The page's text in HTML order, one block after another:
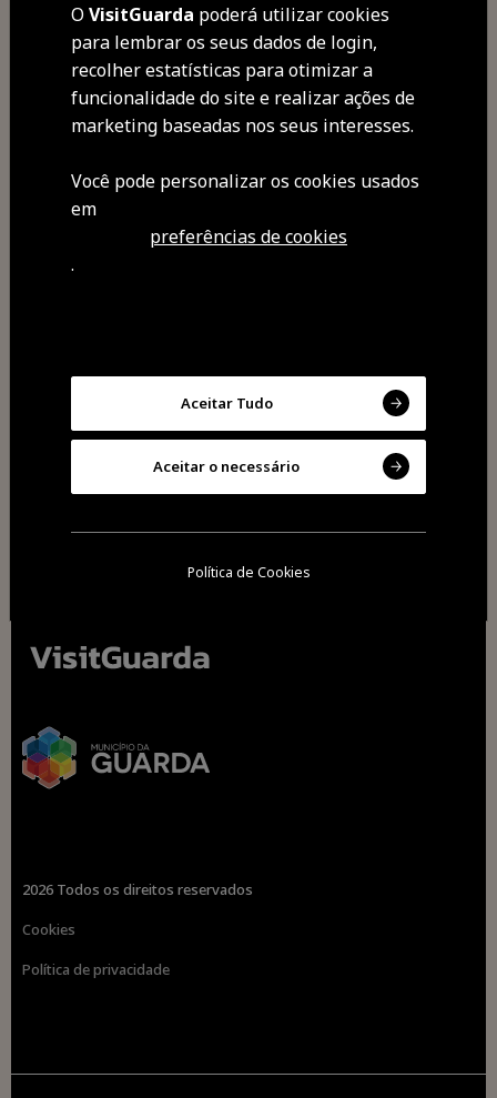
Público em geral
Entrada gratuita
Org.: CMG/MG/RCCG/Junta de
Freguesia de Aldeia do Bispo
2026 Todos os direitos reservados
Cookies
Política de privacidade
OVisitGuarda poderá utilizar cookies
para lembrar os seus dados de login,
recolher estatísticas para otimizar a
funcionalidade do site e realizar ações de
marketing baseadas nos seus interesses.
Você pode personalizar os cookies usados ​​
em
preferências de cookies
.
Aceitar Tudo
Aceitar o necessário
Política de Cookies